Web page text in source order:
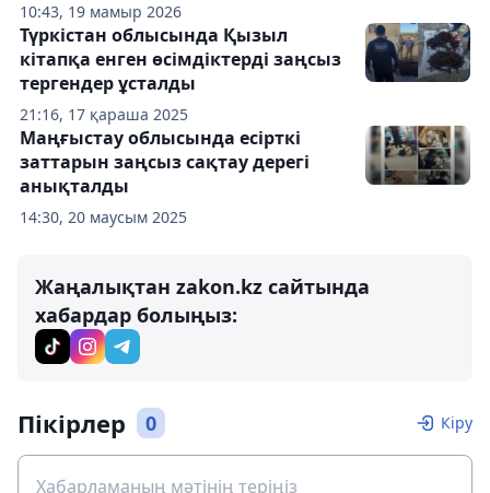
10:43, 19 мамыр 2026
21:16, 17 қараша 2025
Түркістан облысында Қызыл
кітапқа енген өсімдіктерді заңсыз
тергендер ұсталды
14:30, 20 маусым 2025
Маңғыстау облысында есірткі
заттарын заңсыз сақтау дерегі
анықталды
Жаңалықтан zakon.kz сайтында
хабардар болыңыз:
Пікірлер 0 Кіру